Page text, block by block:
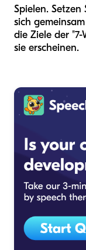
Spielen. Setzen
sich
die Ziele der
sie erscheinen.